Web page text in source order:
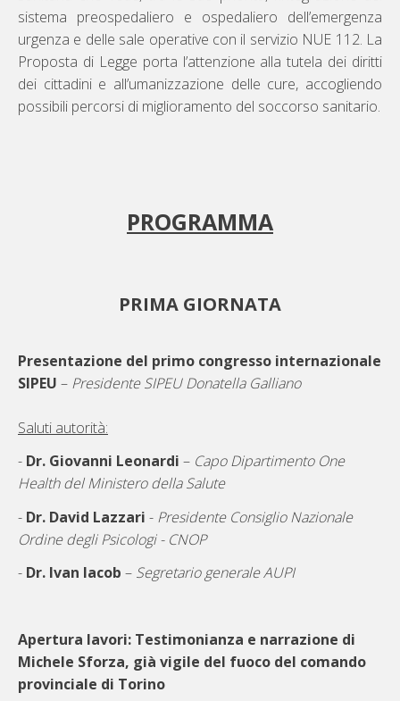
sistema preospedaliero e ospedaliero dell’emergenza
urgenza e delle sale operative con il servizio NUE 112. La
Proposta di Legge porta l’attenzione alla tutela dei diritti
dei cittadini e all’umanizzazione delle cure, accogliendo
possibili percorsi di miglioramento del soccorso sanitario.
PROGRAMMA
PRIMA GIORNATA
Presentazione del primo congresso internazionale
SIPEU – Presidente SIPEU Donatella Galliano
Saluti autorità:
- Dr. Giovanni Leonardi – Capo Dipartimento One
Health del Ministero della Salute
- Dr. David Lazzari - Presidente Consiglio Nazionale
Ordine degli Psicologi - CNOP
- Dr. Ivan Iacob – Segretario generale AUPI
Apertura lavori: Testimonianza e narrazione di
Michele Sforza, già vigile del fuoco del comando
provinciale di Torino